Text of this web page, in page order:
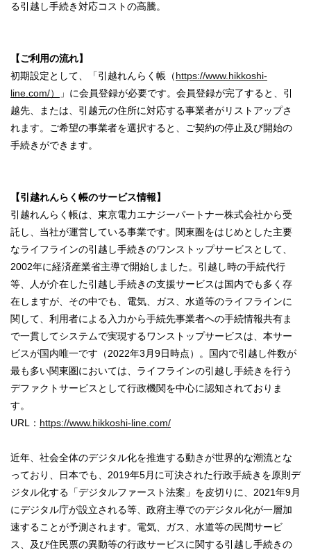
る引越し手続き対応コストの高騰。
【ご利用の流れ】
初期設定として、「引越れんらく帳（https://www.hikkoshi-
line.com/）
」に会員登録が必要です。会員登録が完了すると、引
越先、または、引越元の住所に対応する事業者がリストアップさ
れます。ご希望の事業者を選択すると、ご契約の停止及び開始の
手続きができます。
【引越れんらく帳のサービス情報】
引越れんらく帳は、東京電力エナジーパートナー株式会社から受
託し、当社が運営している事業です。関東圏をはじめとした主要
なライフラインの引越し手続きのワンストップサービスとして、
2002年に経済産業省主導で開始しました。引越し時の手続代行
等、人が介在した引越し手続きの支援サービスは国内でも多く存
在しますが、その中でも、電気、ガス、水道等のライフラインに
関して、利用者による入力から手続先事業者への手続情報共有ま
で一貫してシステムで実現するワンストップサービスは、本サー
ビスが国内唯一です（2022年3月9日時点）。国内で引越し件数が
最も多い関東圏においては、ライフラインの引越し手続きを行う
デファクトサービスとして行政機関を中心に認知されておりま
す。
URL： https://www.hikkoshi-line.com/
近年、社会全体のデジタル化を推進する動きが世界的な潮流とな
っており、日本でも、2019年5月に可決された行政手続きを原則デ
ジタル化する「デジタルファースト法案」を皮切りに、2021年9月
にデジタル庁が設立される等、政府主導でのデジタル化が一層加
速することが予測されます。電気、ガス、水道等の民間サービ
ス、及び住民票の異動等の行政サービスに関する引越し手続きの